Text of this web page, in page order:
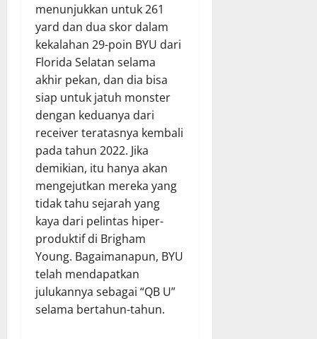
menunjukkan untuk 261
yard dan dua skor dalam
kekalahan 29-poin BYU dari
Florida Selatan selama
akhir pekan, dan dia bisa
siap untuk jatuh monster
dengan keduanya dari
receiver teratasnya kembali
pada tahun 2022. Jika
demikian, itu hanya akan
mengejutkan mereka yang
tidak tahu sejarah yang
kaya dari pelintas hiper-
produktif di Brigham
Young. Bagaimanapun, BYU
telah mendapatkan
julukannya sebagai “QB U”
selama bertahun-tahun.